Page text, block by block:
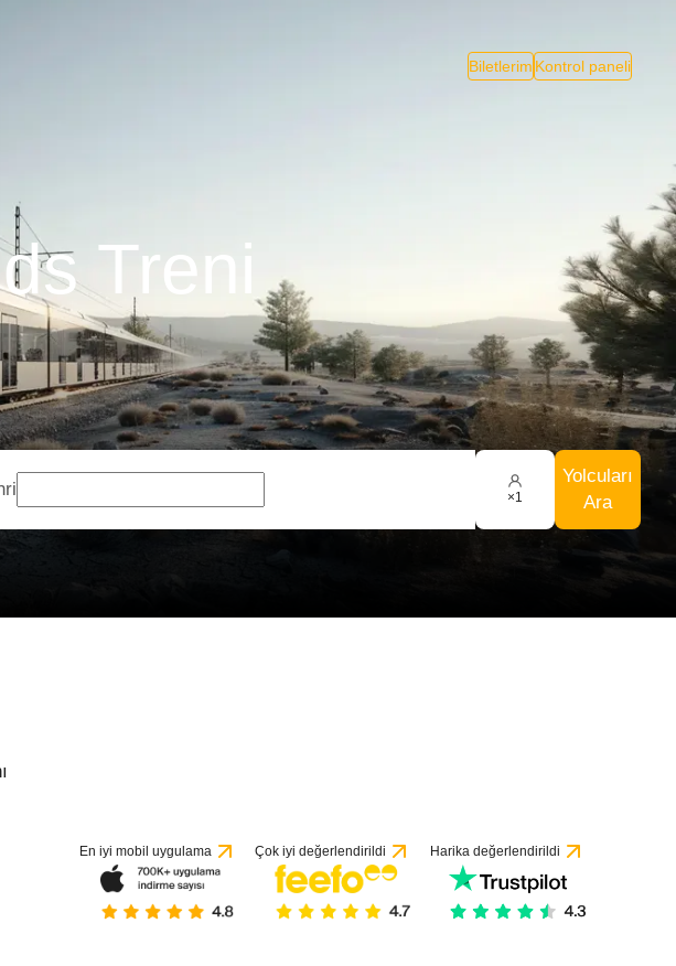
Biletlerim Kontrol paneli
Treni
×1
Yolcuları
Ara
En iyi mobil uygulama Çok iyi değerlendirildi Harika değerlendirildi